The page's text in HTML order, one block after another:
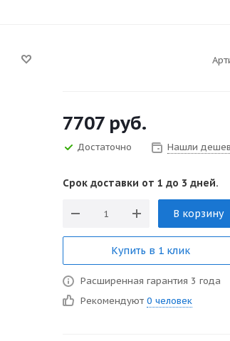
7707руб.
Достаточно Нашли
Срок доставки от 1 до 3 дней.
В корзину
Купить в 1 клик
Расширенная гарантия 3 года
Рекомендуют 0 человек